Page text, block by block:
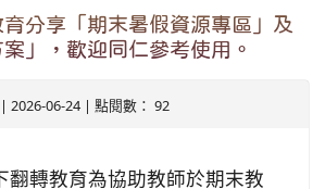
分享「期末暑假資源專區」及
案」，歡迎同仁參考使用。
| 2026-06-24 | 點閱數： 92
翻轉教育為協助教師於期末教